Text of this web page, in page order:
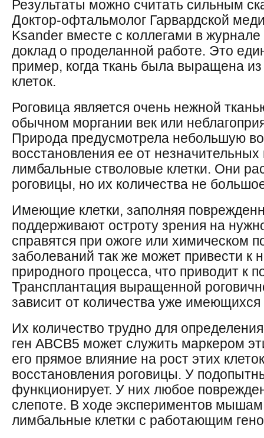
Результаты можно считать сильным
Доктор-офтальмолог Гарвардской
Ksander вместе с коллегами в
доклад о проделанной работе. Это
пример, когда ткань была выращена
клеток.
Роговица является очень нежной
обычном моргании век или
Природа предусмотрела небольшую
восстановления ее от
лимбальные стволовые клетки. Они
роговицы, но их количества не
Имеющие клетки, заполняя
поддерживают остроту зрения на
справятся при ожоге или химическом
заболеваний так же может привести к
природного процесса, что приводит к
Трансплантация выращенной
зависит от количества уже
Их количество трудно для
ген ABCB5 может служить маркером
его прямое влияние на рост этих
восстановления роговицы. У
функционирует. У них любое
слепоте. В ходе экспериментов
лимбальные клетки с работающим